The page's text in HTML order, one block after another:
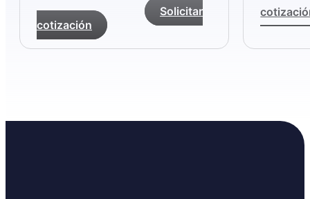
Solicitar
cotización